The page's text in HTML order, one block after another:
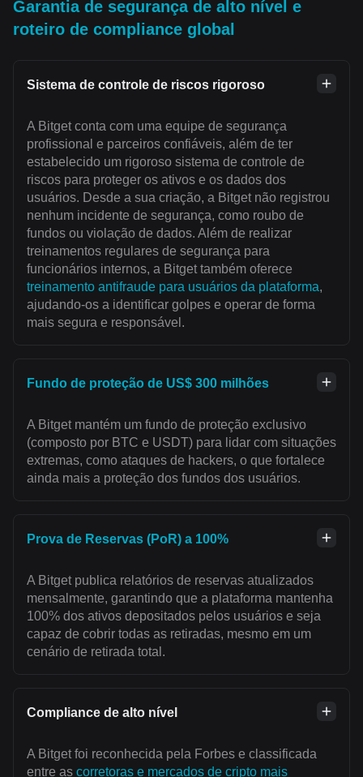
Garantia de segurança de alto nível e
roteiro de compliance global
Sistema de controle de riscos rigoroso
A Bitget conta com uma equipe de segurança
profissional e parceiros confiáveis, além de ter
estabelecido um rigoroso sistema de controle de
riscos para proteger os ativos e os dados dos
usuários. Desde a sua criação, a Bitget não registrou
nenhum incidente de segurança, como roubo de
fundos ou violação de dados. Além de realizar
treinamentos regulares de segurança para
funcionários internos, a Bitget também oferece
treinamento antifraude para usuários da plataforma,
ajudando-os a identificar golpes e operar de forma
mais segura e responsável.
Fundo de proteção de US$ 300 milhões
A Bitget mantém um fundo de proteção exclusivo
(composto por BTC e USDT) para lidar com situações
extremas, como ataques de hackers, o que fortalece
ainda mais a proteção dos fundos dos usuários.
Prova de Reservas (PoR) a 100%
A Bitget publica relatórios de reservas atualizados
mensalmente, garantindo que a plataforma mantenha
100% dos ativos depositados pelos usuários e seja
capaz de cobrir todas as retiradas, mesmo em um
cenário de retirada total.
Compliance de alto nível
A Bitget foi reconhecida pela Forbes e classificada
entre as corretoras e mercados de cripto mais